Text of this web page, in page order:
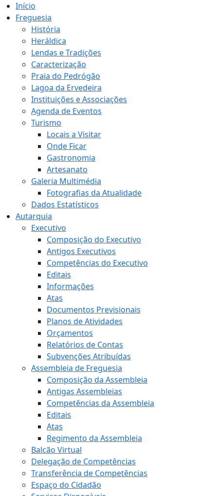
Início
Freguesia
História
Heráldica
Lendas e Tradições
Caracterização
Praia do Pedrógão
Lagoa da Ervedeira
Instituições e Associações
Agenda de Eventos
Turismo
Locais a Visitar
Onde Ficar
Gastronomia
Artesanato
Galeria Multimédia
Fotografias da Atualidade
Dados Estatísticos
Autarquia
Executivo
Composição do Executivo
Antigos Executivos
Competências do Executivo
Editais
Informações
Atas
Documentos Previsionais
Planos de Atividades
Orçamentos
Relatórios de Contas
Subvenções Atribuídas
Assembleia de Freguesia
Composição da Assembleia
Antigas Assembleias
Competências da Assembleia
Editais
Atas
Regimento da Assembleia
Balcão Virtual
Delegação de Competências
Transferência de Competências
Espaço do Cidadão